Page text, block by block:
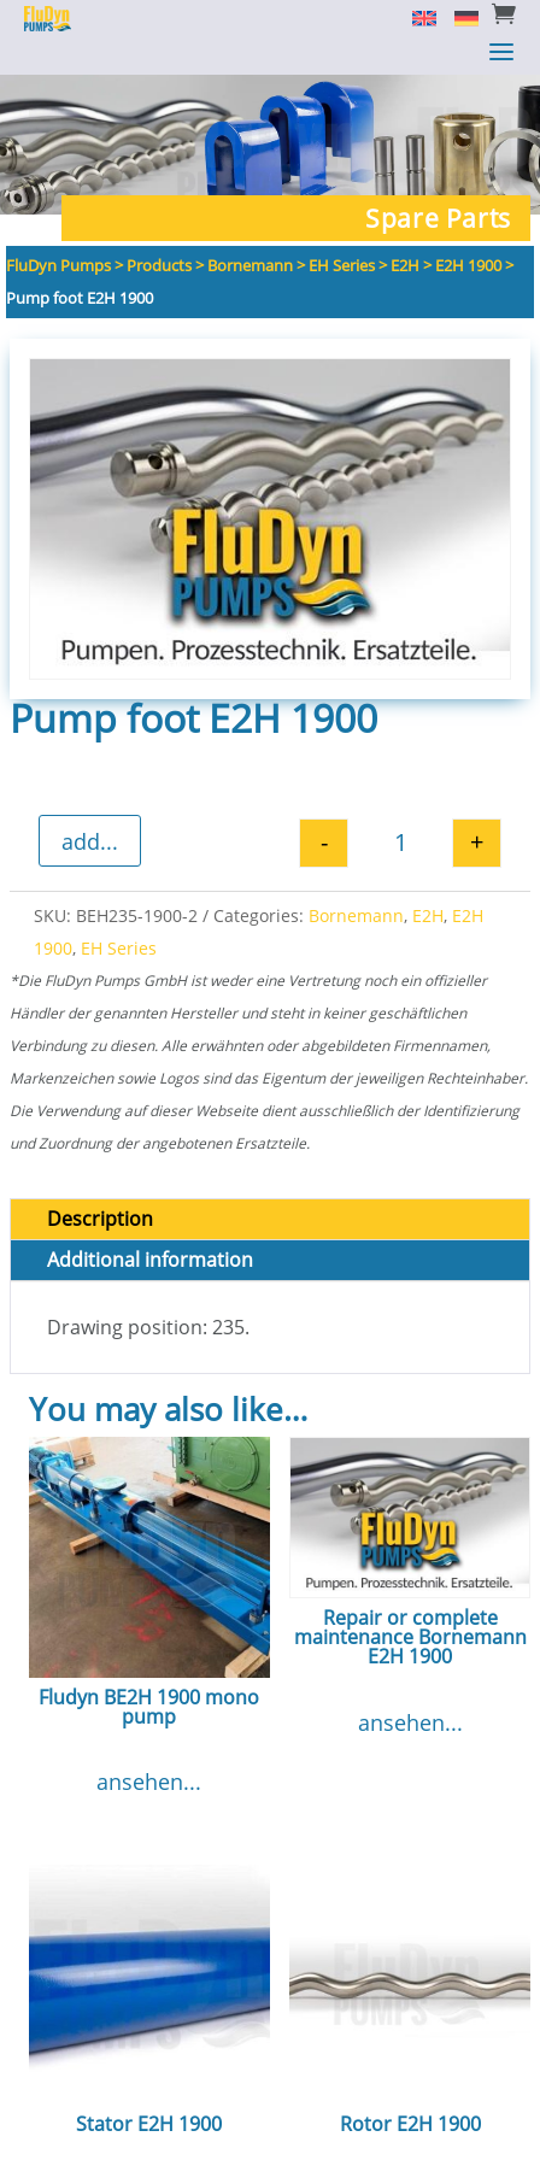

a

a
Spare Parts
FluDyn Pumps>Products>Bornemann>EH Series>E2H >E2H 1900>
Pump foot E2H 1900
Pump foot E2H 1900
Pump foot
- +
add...
SKU: BEH235-1900-2 Categories: Bornemann, E2H, E2H
1900, EH Series
*Die FluDyn Pumps GmbH ist weder eine Vertretung noch ein offizieller
Händler der genannten Hersteller und steht in keiner geschäftlichen
Verbindung zu diesen. Alle erwähnten oder abgebildeten Firmennamen,
Markenzeichen sowie Logos sind das Eigentum der jeweiligen Rechteinhaber.
Die Verwendung auf dieser Webseite dient ausschließlich der Identifizierung
und Zuordnung der angebotenen Ersatzteile.
Description
Additional information
Drawing position: 235.
You may also like…
Fludyn BE2H 1900 mono
pump
ansehen...
Repair or complete
maintenance Bornemann
E2H 1900
ansehen...
Stator E2H 1900 Rotor E2H 1900